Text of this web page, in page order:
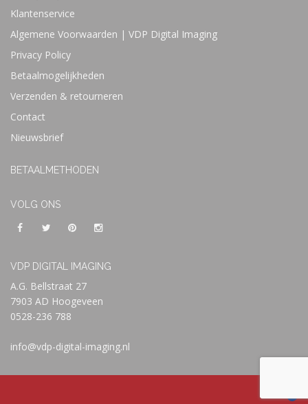
Klantenservice
Algemene Voorwaarden | VDP Digital Imaging
Privacy Policy
Betaalmogelijkheden
Verzenden & retourneren
Contact
Nieuwsbrief
BETAALMETHODEN
VOLG ONS
VDP DIGITAL IMAGING
A.G. Bellstraat 27
7903 AD Hoogeveen
0528-236 788
info@vdp-digital-imaging.nl